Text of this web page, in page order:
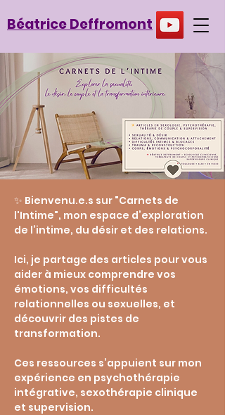
Béatrice Deffromont
✨ Bienvenu.e.s sur "Carnets de
l'Intime", mon espace d’exploration
de l’intime, du désir et des relations.
Ici, je partage des articles pour vous
aider à mieux comprendre vos
émotions, vos difficultés
relationnelles ou sexuelles, et
découvrir des pistes de
transformation.
Ces ressources s’appuient sur mon
expérience en psychothérapie
intégrative, sexothérapie clinique
et supervision.